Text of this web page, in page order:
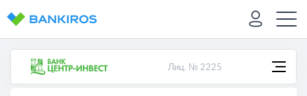
Лиц. № 2225